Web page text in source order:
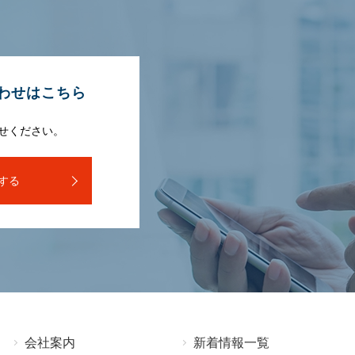
せはこちら
ください。
る
会社案内 新着情報⼀覧